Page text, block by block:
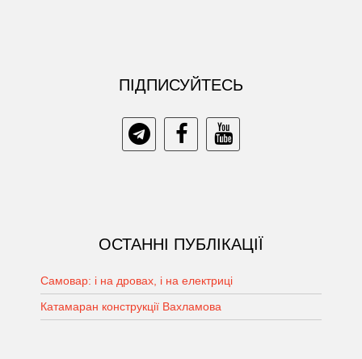
ПIДПИСУЙТЕСЬ
ОСТАННІ ПУБЛІКАЦІЇ
Самовар: і на дровах, і на електриці
Катамаран конструкції Вахламова